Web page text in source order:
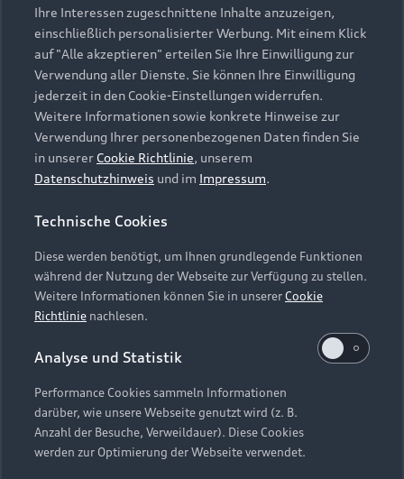
Elektromodelle
Plug-in-Hybride
Gebrauchtwagensuche
Gebrauchtwagen
Finanzierung
Aktionen & Angebote
Geschäftskunden
Saisonale Angebote
Audi Services
Garantie
Audi digital services
myAudi
Support
Kundenservice
Händlersuche
Audi Code
Online-Terminvereinbarung
Servicekontakt
Vertrag widerrufen
Über Audi
Unternehmen
Karriere
Investor Relations
Presse & Media Center
Datenschutz
Audi erleben
Newsletter
Impressum Rechtliches
Hinweisgebersystem
Datenschutzinformation
Cookie-Einstellungen
Cookie-Richtlinie
Barrierefreiheit
Hinweis: Die aktuelle Darstellung und Anordnung der
Embleme am Fahrzeug bei allen Abbildungen auf dieser
Webseite kann abweichen.
Ihre Interessen zugeschnittene Inhalte anzuzeigen,
einschließlich personalisierter Werbung. Mit einem Klick
auf "Alle akzeptieren" erteilen Sie Ihre Einwilligung zur
Verwendung aller Dienste. Sie können Ihre Einwilligung
jederzeit in den Cookie-Einstellungen widerrufen.
Weitere Informationen sowie konkrete Hinweise zur
Verwendung Ihrer personenbezogenen Daten finden Sie
in unserer Cookie Richtlinie, unserem
Datenschutzhinweis und im Impressum.
Technische Cookies
Diese werden benötigt, um Ihnen grundlegende Funktionen
während der Nutzung der Webseite zur Verfügung zu stellen.
Weitere Informationen können Sie in unsererCookie
Richtlinie nachlesen.
Analyse und Statistik
Performance Cookies sammeln Informationen
darüber, wie unsere Webseite genutzt wird (z. B.
Anzahl der Besuche, Verweildauer). Diese Cookies
werden zur Optimierung der Webseite verwendet.